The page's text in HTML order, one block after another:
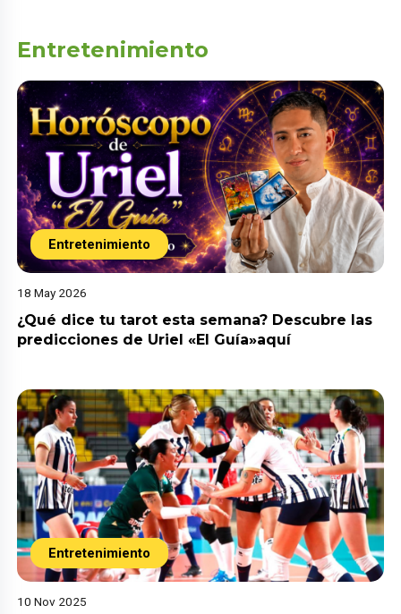
Entretenimiento
Entretenimiento
18 May 2026
¿Qué dice tu tarot esta semana? Descubre las
predicciones de Uriel «El Guía»aquí
Entretenimiento
10 Nov 2025